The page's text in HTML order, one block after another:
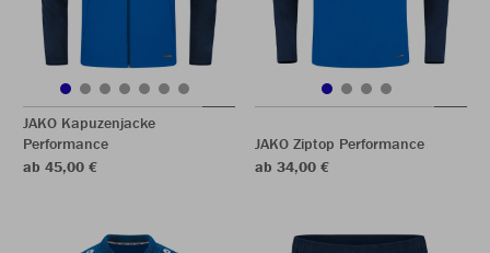
JAKO Kapuzenjacke
Performance
ab 45,00 €
JAKO Ziptop Performance
ab 34,00 €